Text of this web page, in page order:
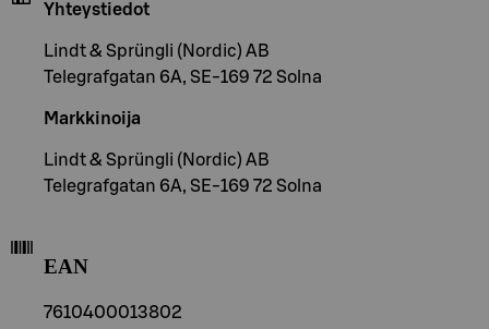
Yhteystiedot
Lindt & Sprüngli (Nordic) AB
Telegrafgatan 6A, SE-169 72 Solna
Markkinoija
Lindt & Sprüngli (Nordic) AB
Telegrafgatan 6A, SE-169 72 Solna
EAN
7610400013802